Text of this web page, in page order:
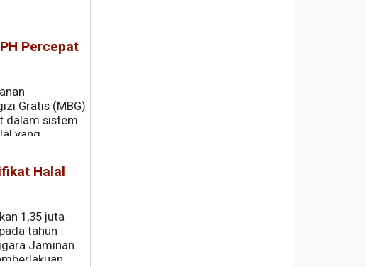
Percepat
Gratis (MBG)
dalam sistem
yang
Halal
1,35 juta
tahun
Jaminan